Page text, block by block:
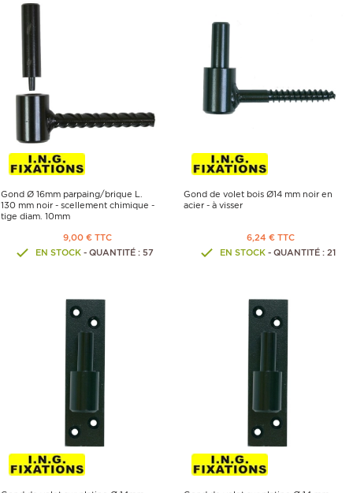
Gond Ø 16mm parpaing/brique L.
130 mm noir - scellement chimique -
tige diam. 10mm
9,00 € TTC
EN STOCK - QUANTITÉ : 57
Gond de volet bois Ø14 mm noir en
acier - à visser
6,24 € TTC
EN STOCK- QUANTITÉ : 21